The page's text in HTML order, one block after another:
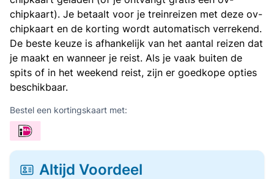
chipkaart). Je betaalt voor je treinreizen met deze ov-
chipkaart en de korting wordt automatisch verrekend.
De beste keuze is afhankelijk van het aantal reizen dat
je maakt en wanneer je reist. Als je vaak buiten de
spits of in het weekend reist, zijn er goedkope opties
beschikbaar.
Bestel een kortingskaart met:
Altijd Voordeel